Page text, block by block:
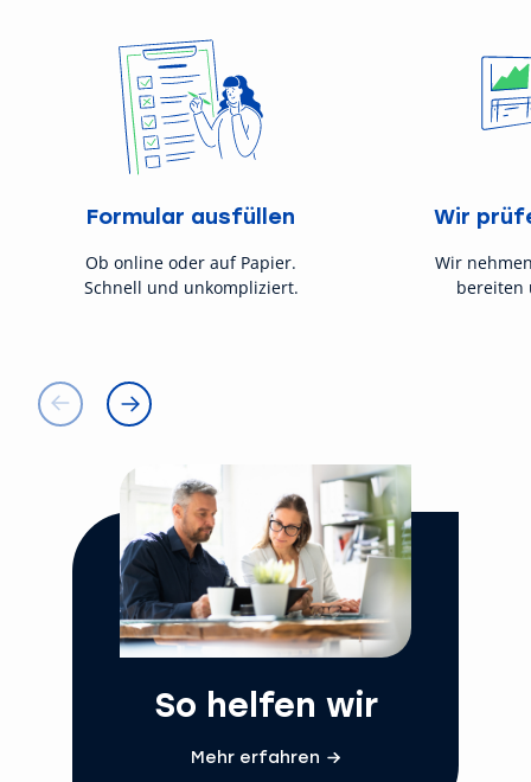
Formular ausfüllen
Ob online oder auf Papier.
Schnell und unkompliziert.
Wir
Wir
bereiten
So helfen wir
Mehr erfahren